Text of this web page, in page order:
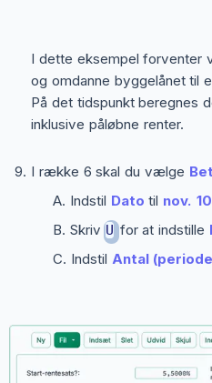
I dette eksempel forventer
og omdanne byggelånet til
På det tidspunkt beregnes
inklusive påløbne renter.
I række 6 skal du vælge
Indstil Dato til nov. 10
SkrivU for at indstille
Indstil Antal